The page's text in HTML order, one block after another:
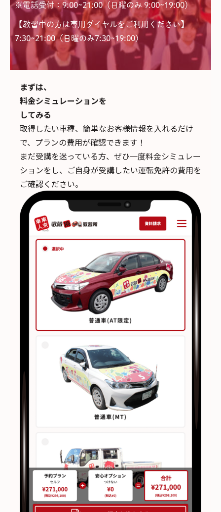
※電話受付：9:00~21:00（日曜のみ 9:00~19:00）
【教習中の方は専用ダイヤルをご利用ください】
7:30~21:00（日曜のみ7:30~19:00)
まずは、
料金シミュレーションを
してみる
取得したい車種、簡単なお客様情報を入れるだけ
で、 プランの費用が確認できます！
まだ受講を迷っている方、ぜひ一度料金シミュレー
ションをし、ご自身が受講したい運転免許の費用を
ご確認ください。